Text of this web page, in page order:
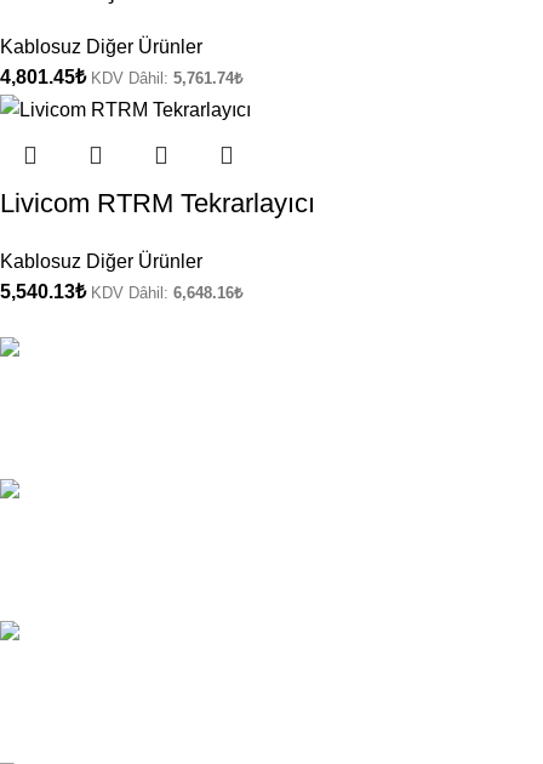
Kablosuz Diğer Ürünler
4,801.45₺ KDV Dâhil: 5,761.74₺
Livicom RTRM Tekrarlayıcı
Kablosuz Diğer Ürünler
5,540.13₺ KDV Dâhil: 6,648.16₺